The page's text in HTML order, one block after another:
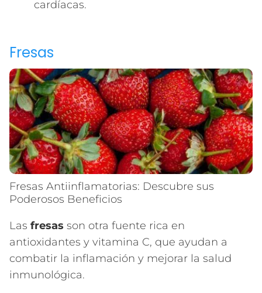
cardíacas.
Fresas
Fresas Antiinflamatorias: Descubre sus
Poderosos Beneficios
Las fresas son otra fuente rica en
antioxidantes y vitamina C, que ayudan a
combatir la inflamación y mejorar la salud
inmunológica.